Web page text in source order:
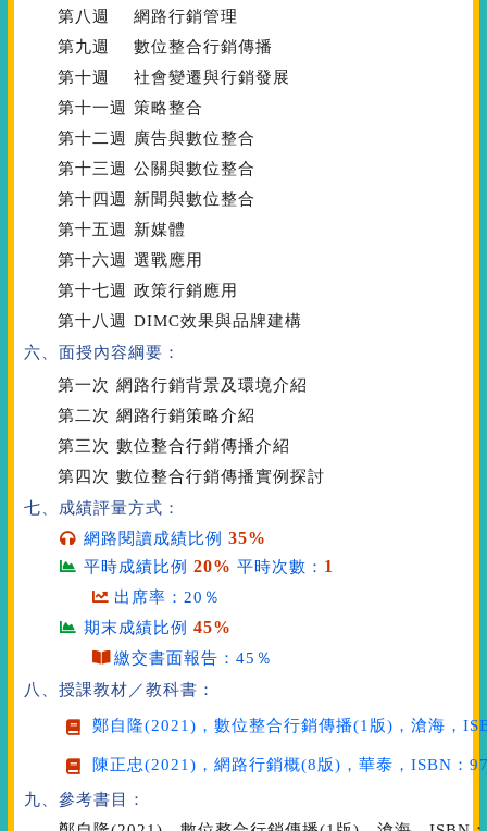
第八週
網路行銷管理
第九週
數位整合行銷傳播
第十週
社會變遷與行銷發展
第十一週
策略整合
第十二週
廣告與數位整合
第十三週
公關與數位整合
第十四週
新聞與數位整合
第十五週
新媒體
第十六週
選戰應用
第十七週
政策行銷應用
第十八週
DIMC效果與品牌建構
六、面授內容綱要：
第一次 網路行銷背景及環境介紹
第二次 網路行銷策略介紹
第三次 數位整合行銷傳播介紹
第四次 數位整合行銷傳播實例探討
七、成績評量方式：
網路閱讀成績比例35%
平時成績比例20% 平時次數： 1
出席率：20％
期末成績比例45%
繳交書面報告：45％
八、授課教材／教科書：
鄭自隆(2021)， 數位整合行銷傳播(1版)，滄海，
陳正忠(2021)， 網路行銷概(8版)，華泰，ISBN：
九、參考書目：